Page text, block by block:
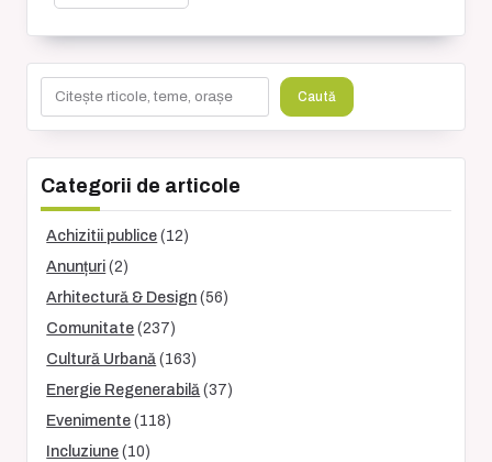
Caută
Categorii de articole
Achizitii publice (12)
Anunțuri (2)
Arhitectură & Design (56)
Comunitate (237)
Cultură Urbană (163)
Energie Regenerabilă (37)
Evenimente (118)
Incluziune (10)